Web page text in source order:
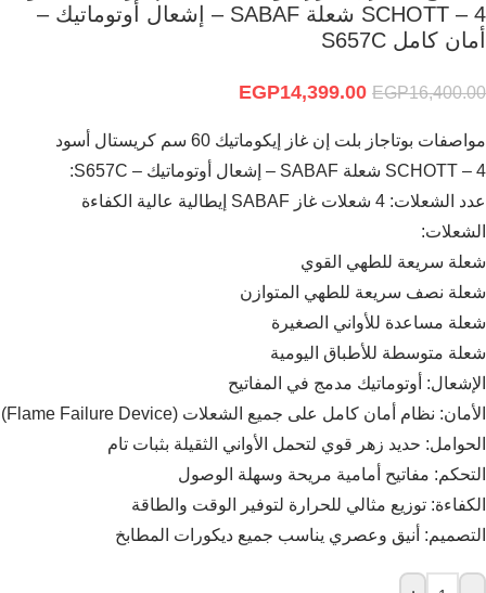
SCHOTT – 4 شعلة SABAF – إشعال أوتوماتيك –
أمان كامل S657C
EGP16,400.00
EGP14,399.00
مواصفات بوتاجاز بلت إن غاز إيكوماتيك 60 سم كريستال أسود
SCHOTT – 4 شعلة SABAF – إشعال أوتوماتيك – S657C:
عدد الشعلات: 4 شعلات غاز SABAF إيطالية عالية الكفاءة
الشعلات:
شعلة سريعة للطهي القوي
شعلة نصف سريعة للطهي المتوازن
شعلة مساعدة للأواني الصغيرة
شعلة متوسطة للأطباق اليومية
الإشعال: أوتوماتيك مدمج في المفاتيح
الأمان: نظام أمان كامل على جميع الشعلات (Flame Failure Device)
الحوامل: حديد زهر قوي لتحمل الأواني الثقيلة بثبات تام
التحكم: مفاتيح أمامية مريحة وسهلة الوصول
الكفاءة: توزيع مثالي للحرارة لتوفير الوقت والطاقة
التصميم: أنيق وعصري يناسب جميع ديكورات المطابخ